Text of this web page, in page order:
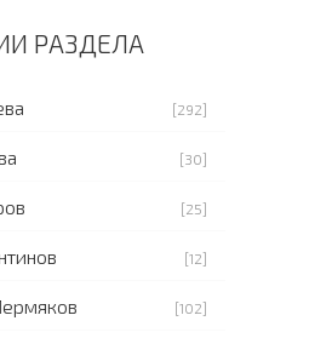
РАЗДЕЛА
[292]
[30]
[25]
[12]
[102]